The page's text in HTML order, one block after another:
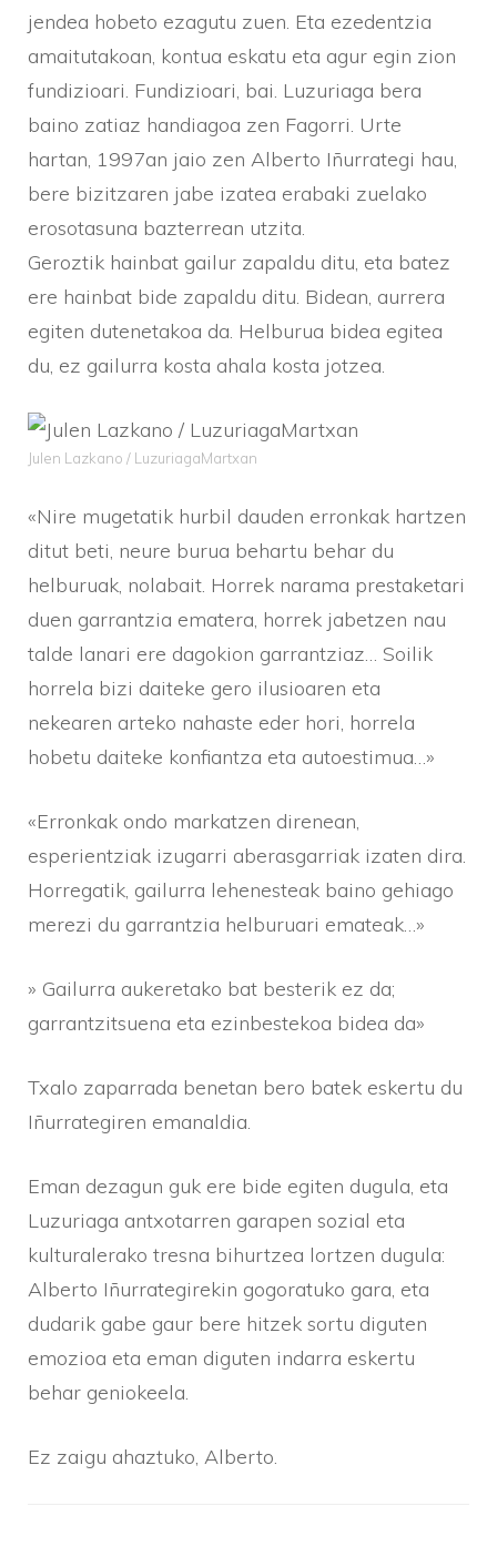
jendea hobeto ezagutu zuen. Eta ezedentzia
amaitutakoan, kontua eskatu eta agur egin zion
fundizioari. Fundizioari, bai. Luzuriaga bera
baino zatiaz handiagoa zen Fagorri. Urte
hartan, 1997an jaio zen Alberto Iñurrategi hau,
bere bizitzaren jabe izatea erabaki zuelako
erosotasuna bazterrean utzita.
Geroztik hainbat gailur zapaldu ditu, eta batez
ere hainbat bide zapaldu ditu. Bidean, aurrera
egiten dutenetakoa da. Helburua bidea egitea
du, ez gailurra kosta ahala kosta jotzea.
Julen Lazkano / LuzuriagaMartxan
«Nire mugetatik hurbil dauden erronkak hartzen
ditut beti, neure burua behartu behar du
helburuak, nolabait. Horrek narama prestaketari
duen garrantzia ematera, horrek jabetzen nau
talde lanari ere dagokion garrantziaz… Soilik
horrela bizi daiteke gero ilusioaren eta
nekearen arteko nahaste eder hori, horrela
hobetu daiteke konfiantza eta autoestimua…»
«Erronkak ondo markatzen direnean,
esperientziak izugarri aberasgarriak izaten dira.
Horregatik, gailurra lehenesteak baino gehiago
merezi du garrantzia helburuari emateak…»
» Gailurra aukeretako bat besterik ez da;
garrantzitsuena eta ezinbestekoa bidea da»
Txalo zaparrada benetan bero batek eskertu du
Iñurrategiren emanaldia.
Eman dezagun guk ere bide egiten dugula, eta
Luzuriaga antxotarren garapen sozial eta
kulturalerako tresna bihurtzea lortzen dugula:
Alberto Iñurrategirekin gogoratuko gara, eta
dudarik gabe gaur bere hitzek sortu diguten
emozioa eta eman diguten indarra eskertu
behar geniokeela.
Ez zaigu ahaztuko, Alberto.